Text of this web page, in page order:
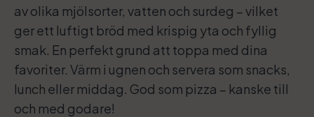
av olika mjölsorter, vatten och surdeg – vilket
ger ett luftigt bröd med krispig yta och fyllig
smak. En perfekt grund att toppa med dina
favoriter. Värm i ugnen och servera som snacks,
lunch eller middag. God som pizza – kanske till
och med godare!